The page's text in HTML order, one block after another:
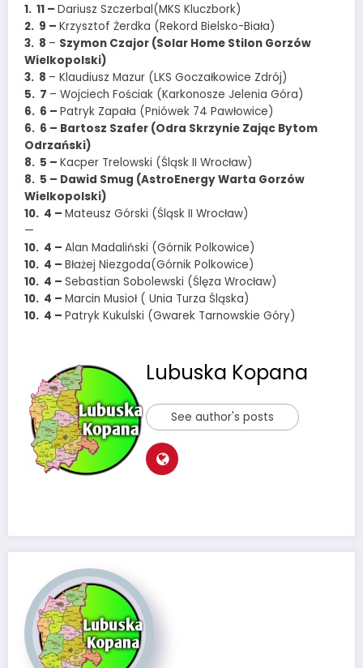
1. 11 – Dariusz Szczerbal(MKS Kluczbork)
2. 9 – Krzysztof Żerdka (Rekord Bielsko-Biała)
3. 8 – Szymon Czajor (Solar Home Stilon Gorzów
Wielkopolski)
3. 8 – Klaudiusz Mazur (LKS Goczałkowice Zdrój)
5. 7 – Wojciech Fościak (Karkonosze Jelenia Góra)
6. 6 – Patryk Zapała (Pniówek 74 Pawłowice)
6. 6 – Bartosz Szafer (Odra Skrzynie Zając Bytom
Odrzański)
8. 5 – Kacper Trelowski (Śląsk II Wrocław)
8. 5 – Dawid Smug (AstroEnergy Warta Gorzów
Wielkopolski)
10. 4 – Mateusz Górski (Śląsk II Wrocław)
—
10. 4 – Alan Madaliński (Górnik Polkowice)
10. 4 – Błażej Niezgoda(Górnik Polkowice)
10. 4 – Sebastian Sobolewski (Ślęza Wrocław)
10. 4 – Marcin Musioł ( Unia Turza Śląska)
10. 4 – Patryk Kukulski (Gwarek Tarnowskie Góry)
Lubuska Kopana
See author's posts